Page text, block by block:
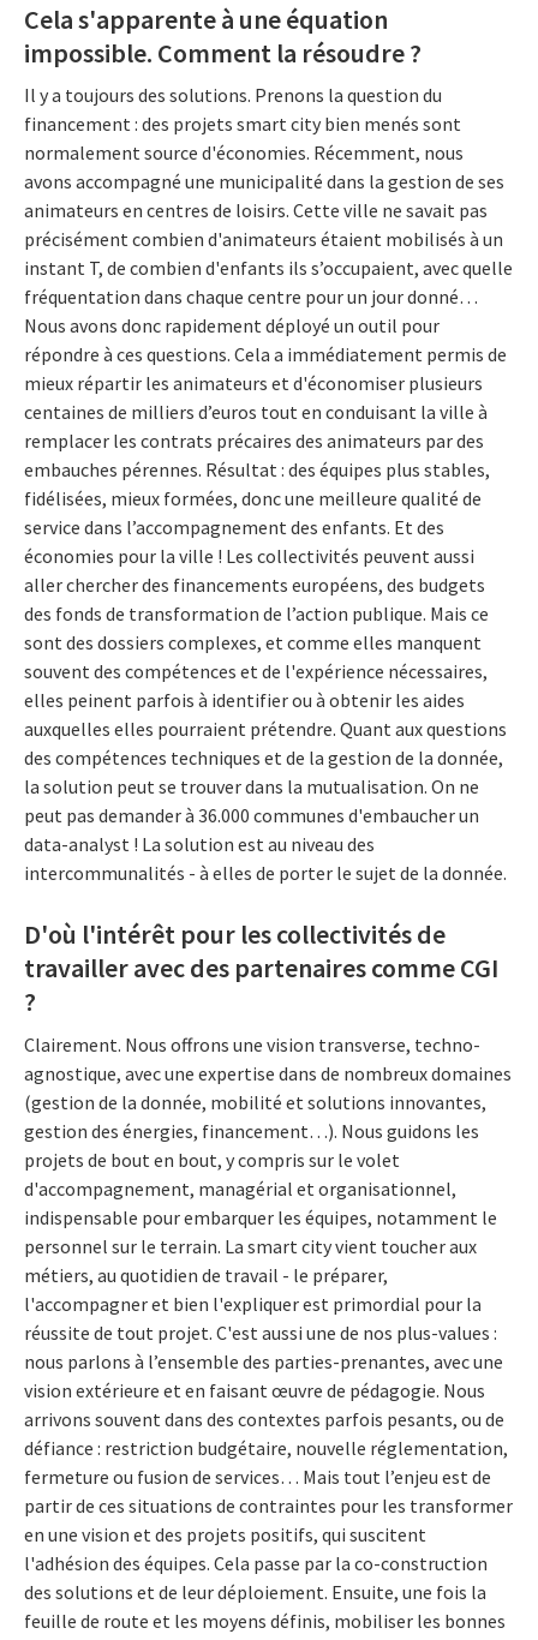
Cela s'apparente à une équation
impossible. Comment la résoudre ?
Il y a toujours des solutions. Prenons la question du
financement : des projets smart city bien menés sont
normalement source d'économies. Récemment, nous
avons accompagné une municipalité dans la gestion de ses
animateurs en centres de loisirs. Cette ville ne savait pas
précisément combien d'animateurs étaient mobilisés à un
instant T, de combien d'enfants ils s’occupaient, avec quelle
fréquentation dans chaque centre pour un jour donné…
Nous avons donc rapidement déployé un outil pour
répondre à ces questions. Cela a immédiatement permis de
mieux répartir les animateurs et d'économiser plusieurs
centaines de milliers d’euros tout en conduisant la ville à
remplacer les contrats précaires des animateurs par des
embauches pérennes. Résultat : des équipes plus stables,
fidélisées, mieux formées, donc une meilleure qualité de
service dans l’accompagnement des enfants. Et des
économies pour la ville ! Les collectivités peuvent aussi
aller chercher des financements européens, des budgets
des fonds de transformation de l’action publique. Mais ce
sont des dossiers complexes, et comme elles manquent
souvent des compétences et de l'expérience nécessaires,
elles peinent parfois à identifier ou à obtenir les aides
auxquelles elles pourraient prétendre. Quant aux questions
des compétences techniques et de la gestion de la donnée,
la solution peut se trouver dans la mutualisation. On ne
peut pas demander à 36.000 communes d'embaucher un
data-analyst ! La solution est au niveau des
intercommunalités - à elles de porter le sujet de la donnée.
D'où l'intérêt pour les collectivités de
travailler avec des partenaires comme CGI
?
Clairement. Nous offrons une vision transverse, techno-
agnostique, avec une expertise dans de nombreux domaines
(gestion de la donnée, mobilité et solutions innovantes,
gestion des énergies, financement…). Nous guidons les
projets de bout en bout, y compris sur le volet
d'accompagnement, managérial et organisationnel,
indispensable pour embarquer les équipes, notamment le
personnel sur le terrain. La smart city vient toucher aux
métiers, au quotidien de travail - le préparer,
l'accompagner et bien l'expliquer est primordial pour la
réussite de tout projet. C'est aussi une de nos plus-values :
nous parlons à l’ensemble des parties-prenantes, avec une
vision extérieure et en faisant œuvre de pédagogie. Nous
arrivons souvent dans des contextes parfois pesants, ou de
défiance : restriction budgétaire, nouvelle réglementation,
fermeture ou fusion de services… Mais tout l’enjeu est de
partir de ces situations de contraintes pour les transformer
en une vision et des projets positifs, qui suscitent
l'adhésion des équipes. Cela passe par la co-construction
des solutions et de leur déploiement. Ensuite, une fois la
feuille de route et les moyens définis, mobiliser les bonnes